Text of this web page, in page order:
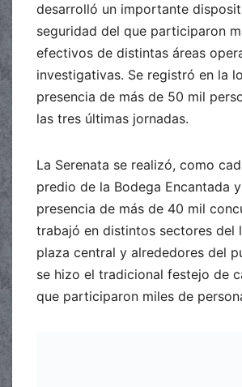
desarrolló un importante
seguridad del que participaron
efectivos de distintas áreas
investigativas. Se registró en la
presencia de más de 50 mil
las tres últimas jornadas.
La Serenata se realizó, como
predio de la Bodega Encantada
presencia de más de 40 mil
trabajó en distintos sectores del
plaza central y alrededores del
se hizo el tradicional festejo de
que participaron miles de